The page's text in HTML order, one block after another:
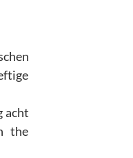
acht
the